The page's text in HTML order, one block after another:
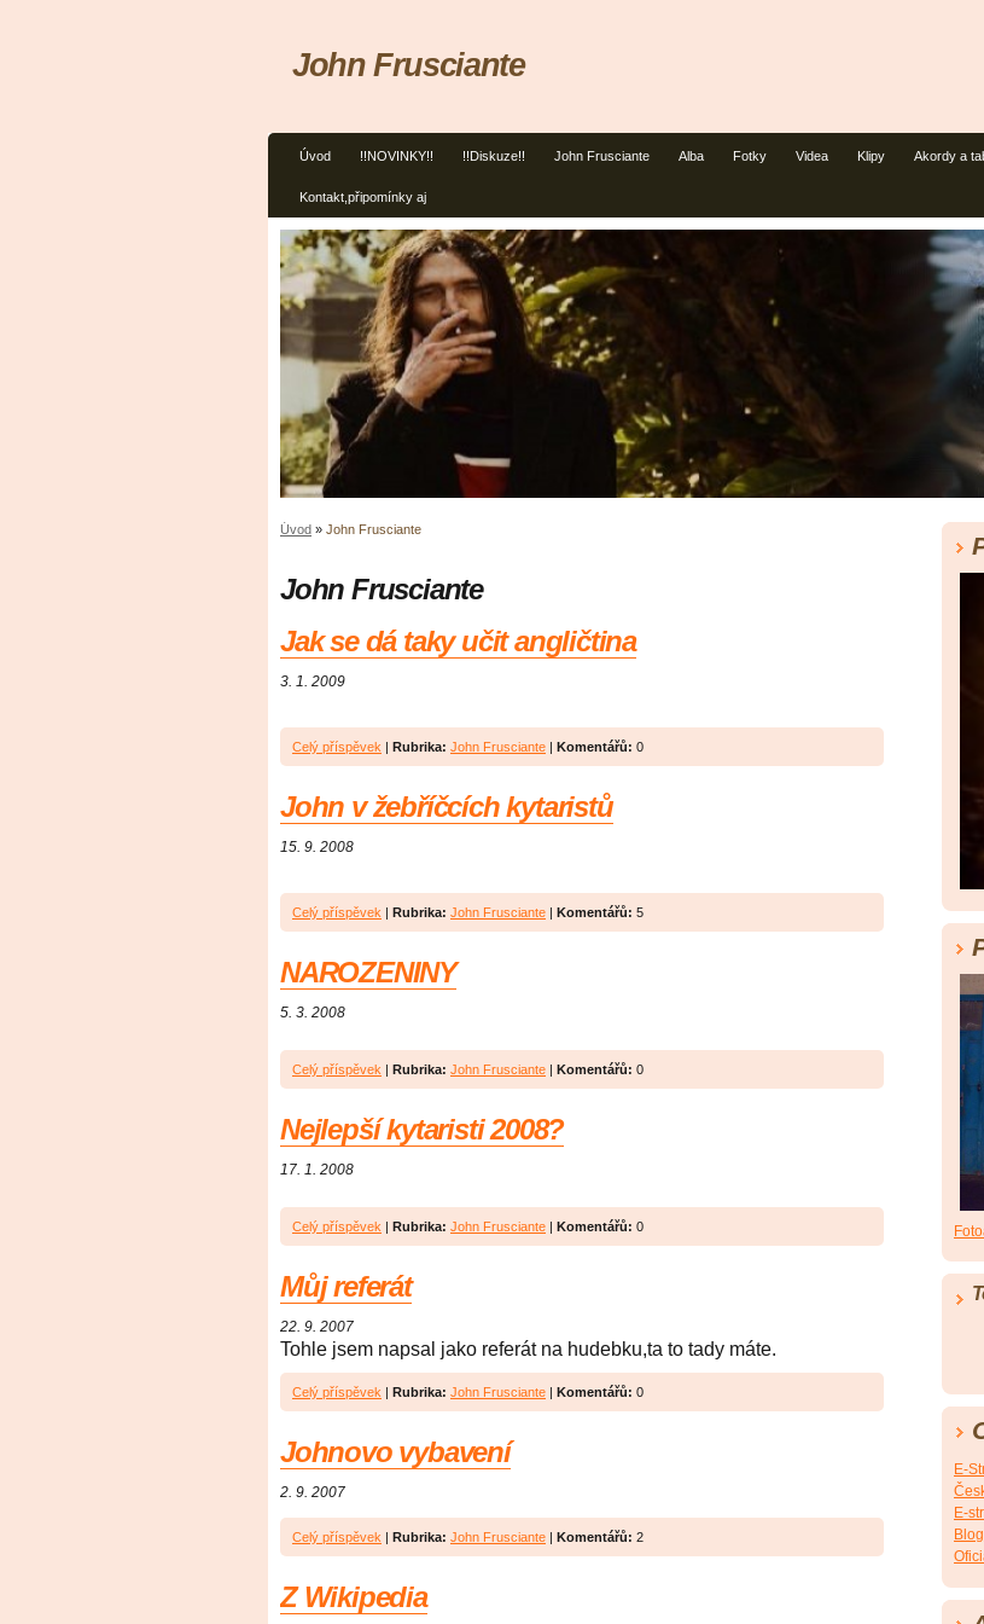
Úvod !!NOVINKY!! !!Diskuze!! John Frusciante Alba Fotky Videa Klipy Akordy a
Kontakt,připomínky aj
John Frusciante
Úvod » John Frusciante
John Frusciante
Jak se dá taky učit angličtina
3. 1. 2009
Celý příspěvek | Rubrika: John Frusciante | Komentářů: 0
John v žebříčcích kytaristů
15. 9. 2008
Celý příspěvek | Rubrika: John Frusciante | Komentářů: 5
NAROZENINY
5. 3. 2008
Celý příspěvek | Rubrika: John Frusciante | Komentářů: 0
Nejlepší kytaristi 2008?
17. 1. 2008
Celý příspěvek | Rubrika: John Frusciante | Komentářů: 0
Můj referát
22. 9. 2007
Tohle jsem napsal jako referát na hudebku,ta to tady máte.
Celý příspěvek | Rubrika: John Frusciante | Komentářů: 0
Johnovo vybavení
2. 9. 2007
Celý příspěvek | Rubrika: John Frusciante | Komentářů: 2
Z Wikipedia
E-
E-